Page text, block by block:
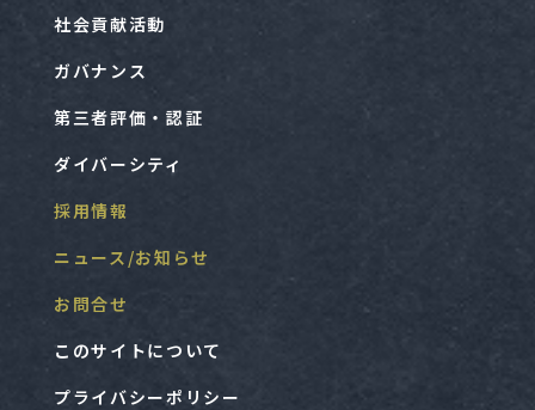
社会貢献活動
ガバナンス
第三者評価・認証
ダイバーシティ
採用情報
ニュース/お知らせ
お問合せ
このサイトについて
プライバシーポリシー